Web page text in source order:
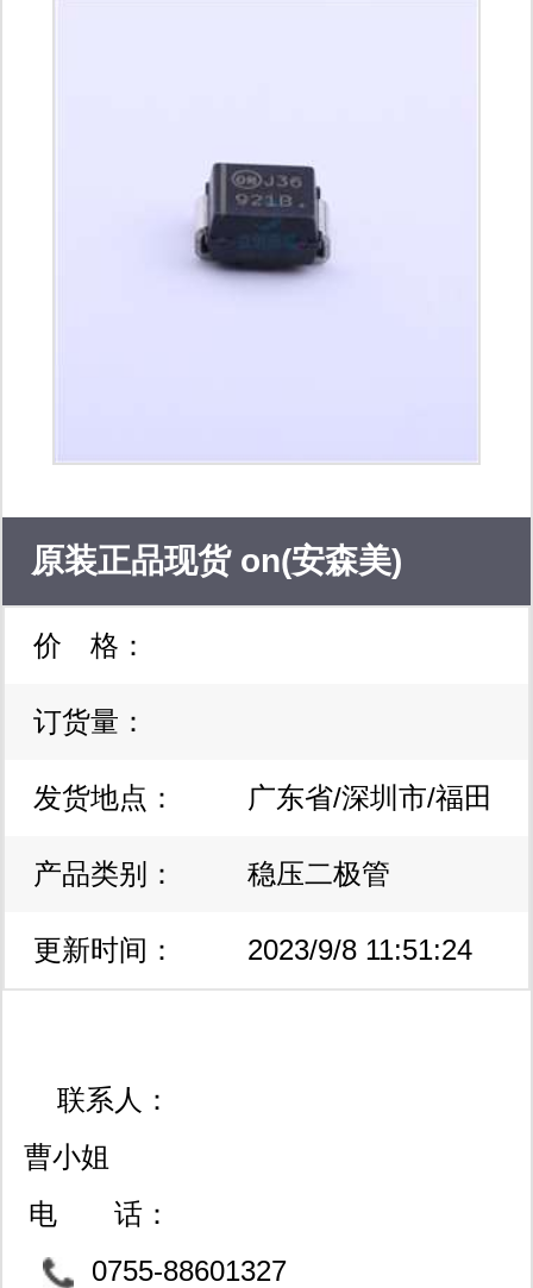
analog devices inc、infineon、intel、
micron、cypress、schaffner、on
站式电子产品智造凯发k8官网登录vip
的解决方案。业务主要涉及线束加工与
pcba智造，具体涵盖线束样品开发测
试、定制化生产、批量分包生产；
式电子制造服务。 线束加工和pcba智
造业务请联系： 李小姐 18660577318
yamy@buyelec.netqq:2850707132
原装正品现货 on(安森美)
1smb5921bt3g 稳压ic 稳压二
极管 质量保证
价 格：
订货量：
发货地点： 广东省/深圳市/福田
区
产品类别： 稳压二极管
更新时间： 2023/9/8 11:51:24
联系人：
曹小姐
电 话：
0755-88601327